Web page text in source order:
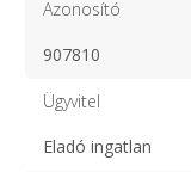
Azonosító
907810
Ügyvitel
Eladó ingatlan